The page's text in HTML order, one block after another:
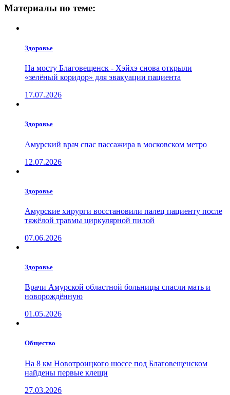
Материалы по теме:
Здоровье
На мосту Благовещенск - Хэйхэ снова открыли
«зелёный коридор» для эвакуации пациента
17.07.2026
Здоровье
Амурский врач спас пассажира в московском метро
12.07.2026
Здоровье
Амурские хирурги восстановили палец пациенту после
тяжёлой травмы циркулярной пилой
07.06.2026
Здоровье
Врачи Амурской областной больницы спасли мать и
новорождённую
01.05.2026
Общество
На 8 км Новотроицкого шоссе под Благовещенском
найдены первые клещи
27.03.2026